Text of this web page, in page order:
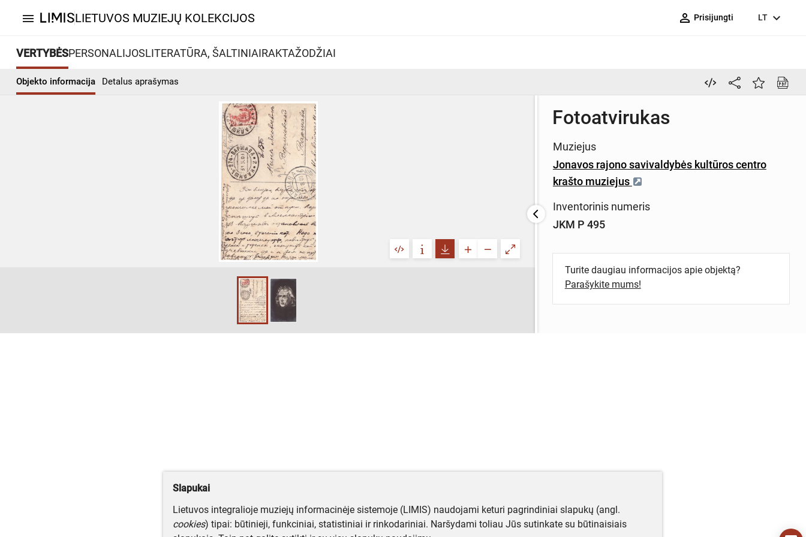
menu LIETUVOS MUZIEJŲ KOLEKCIJOS person_outline Prisijungti LT expand_more
VERTYBĖSPERSONALIJOSLITERATŪRA, ŠALTINIAIRAKTAŽODŽIAI
Objekto informacija Detalus aprašymas
Fotoatvirukas
Muziejus
Jonavos rajono savivaldybės kultūros centro
krašto muziejus
Inventorinis numeris
JKM P 495
Turite daugiau informacijos apie objektą?
Parašykite mums!
Slapukai
Lietuvos integralioje muziejų informacinėje sistemoje (LIMIS) naudojami keturi pagrindiniai slapukų (angl.
cookies) tipai: būtinieji, funkciniai, statistiniai ir rinkodariniai. Naršydami toliau Jūs sutinkate su būtinaisiais